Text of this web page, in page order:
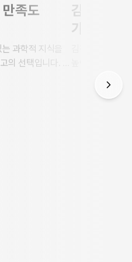
족도
과학적 지식을
의 선택입니다. 스
김창옥 섭
가 보증하
현장 노하우를